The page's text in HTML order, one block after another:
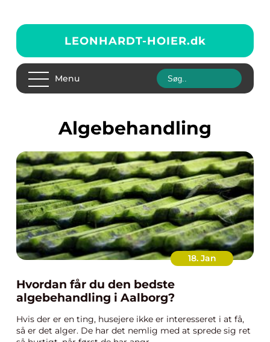
LEONHARDT-HOIER.dk
Menu
algebehandling
18. Jan
Hvordan får du den bedste
algebehandling i Aalborg?
Hvis der er en ting, husejere ikke er interesseret i at få,
så er det alger. De har det nemlig med at sprede sig ret